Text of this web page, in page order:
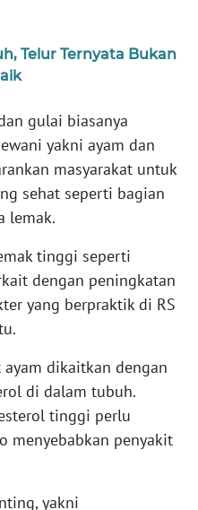
Telur Ternyata Bukan
gulai biasanya
yakni ayam dan
masyarakat untuk
sehat seperti bagian
lemak.
tinggi seperti
dengan peningkatan
yang berpraktik di RS
dikaitkan dengan
di dalam tubuh.
tinggi perlu
menyebabkan penyakit
yakni